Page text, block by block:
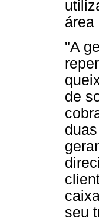
área
"A
de
seu